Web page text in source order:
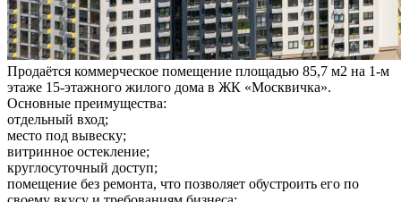
Продаётся коммерческое помещение площадью 85,7 м2 на 1-м
этаже 15-этажного жилого дома в ЖК «Москвичка».
Основные преимущества:
отдельный вход;
место под вывеску;
витринное остекление;
круглосуточный доступ;
помещение без ремонта, что позволяет обустроить его по